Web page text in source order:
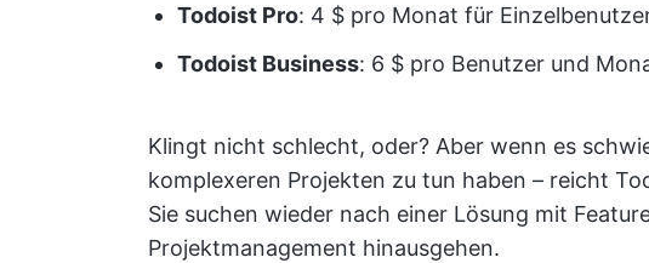
Todoist Pro: 4 $ pro Monat für
Todoist Business: 6 $ pro Benutzer und
Klingt nicht schlecht, oder? Aber wenn es
komplexeren Projekten zu tun haben – reicht
Sie suchen wieder nach einer Lösung mit
Projektmanagement hinausgehen.